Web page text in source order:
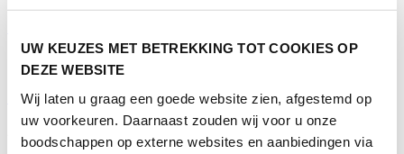
UW KEUZES MET BETREKKING TOT COOKIES OP
DEZE WEBSITE
Wij laten u graag een goede website zien, afgestemd op
uw voorkeuren. Daarnaast zouden wij voor u onze
boodschappen op externe websites en aanbiedingen via
16/06/2025
Snelle pasta carbonara